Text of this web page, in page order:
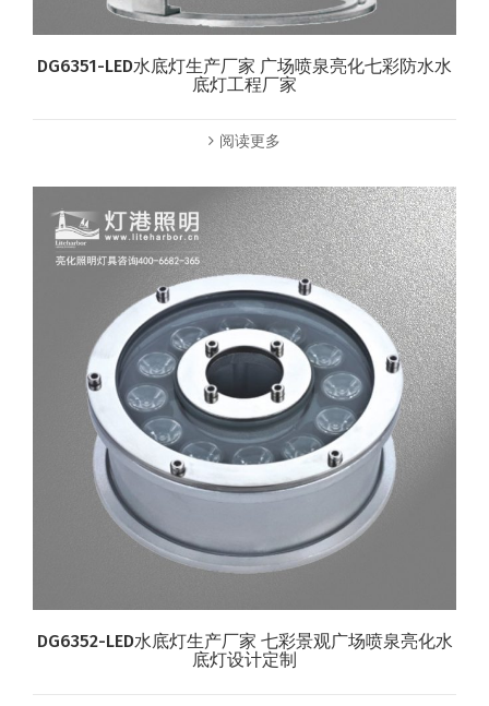
DG6351-LED水底灯生产厂家 广场喷泉亮化七彩防水水
底灯工程厂家
阅读更多
DG6352-LED水底灯生产厂家 七彩景观广场喷泉亮化水
底灯设计定制